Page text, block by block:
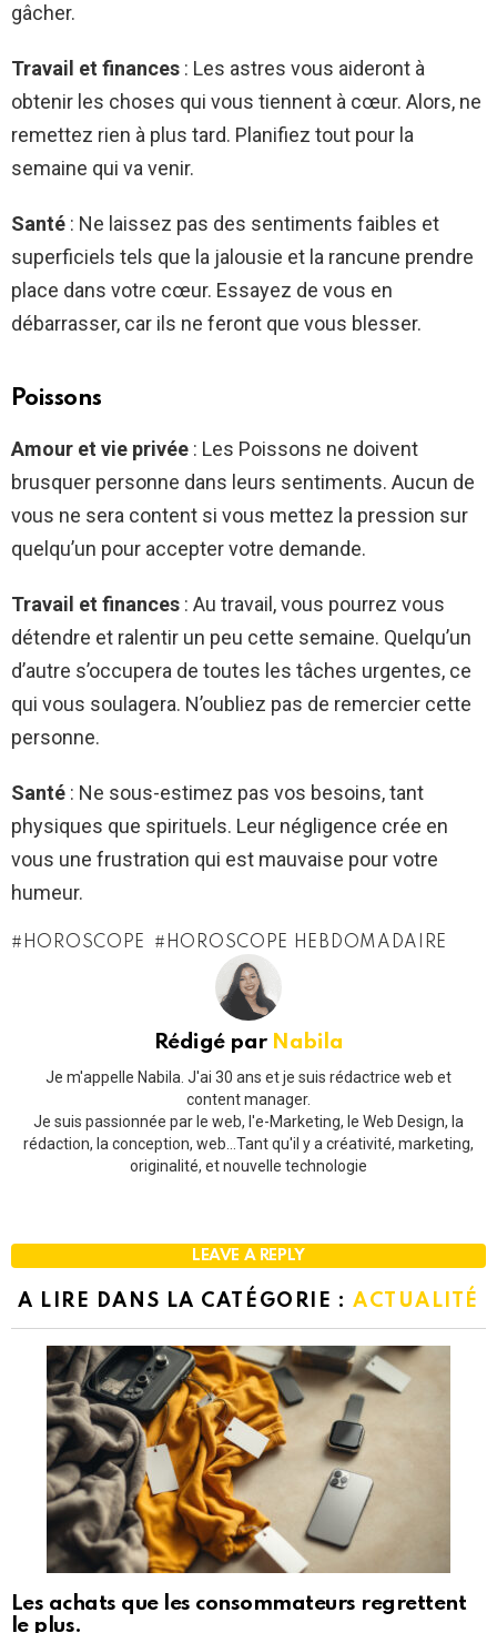
gâcher.
Travail et finances : Les astres vous aideront à
obtenir les choses qui vous tiennent à cœur. Alors, ne
remettez rien à plus tard. Planifiez tout pour la
semaine qui va venir.
Santé : Ne laissez pas des sentiments faibles et
superficiels tels que la jalousie et la rancune prendre
place dans votre cœur. Essayez de vous en
débarrasser, car ils ne feront que vous blesser.
Poissons
Amour et vie privée : Les Poissons ne doivent
brusquer personne dans leurs sentiments. Aucun de
vous ne sera content si vous mettez la pression sur
quelqu’un pour accepter votre demande.
Travail et finances : Au travail, vous pourrez vous
détendre et ralentir un peu cette semaine. Quelqu’un
d’autre s’occupera de toutes les tâches urgentes, ce
qui vous soulagera. N’oubliez pas de remercier cette
personne.
Santé : Ne sous-estimez pas vos besoins, tant
physiques que spirituels. Leur négligence crée en
vous une frustration qui est mauvaise pour votre
humeur.
HOROSCOPE HOROSCOPE HEBDOMADAIRE
Rédigé par Nabila
Je m'appelle Nabila. J'ai 30 ans et je suis rédactrice web et
content manager.
Je suis passionnée par le web, l'e-Marketing, le Web Design, la
rédaction, la conception, web...Tant qu'il y a créativité, marketing,
originalité, et nouvelle technologie
LEAVE A REPLY
A LIRE DANS LA CATÉGORIE : ACTUALITÉ
Les achats que les consommateurs regrettent
le plus.